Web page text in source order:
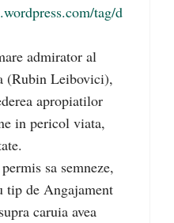
tag/d
admirator al
(Rubin Leibovici),
apropiatilor
in pericol viata,
sa semneze,
de Angajament
caruia avea